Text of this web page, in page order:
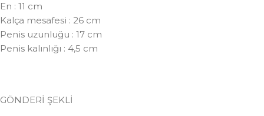
En : 11 cm
Kalça mesafesi : 26 cm
Penis uzunluğu : 17 cm
Penis kalınlığı : 4,5 cm
GÖNDERİ ŞEKLİ